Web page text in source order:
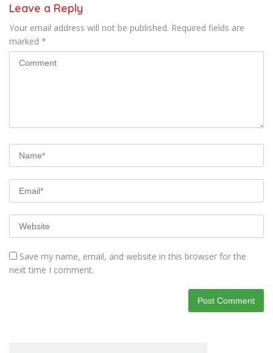
Leave a Reply
Your email address will not be published. Required fields are
marked *
Save my name, email, and website in this browser for the
next time I comment.